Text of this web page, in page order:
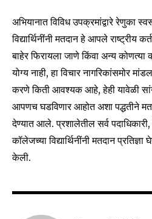
safe with us.
I've read and accept the Privacy
अभियानात विविध उपक्रमांद्वारे रेणुका
विद्यार्थिनींनी मतदान हे आपले राष्ट्रीय
बाहेर फिरायला जाणे किंवा अन्य
योग्य नाही, हा विचार नागरिकांसमोर
करणे किती आवश्यक आहे, हेही यावेळी
आपणच घडविणार आहोत अशा पद्धतीने
देण्यात आले. प्रशालेतील सर्व पदाधिकारी,
कॉलेजच्या विद्यार्थिनींनी मतदान
केली.